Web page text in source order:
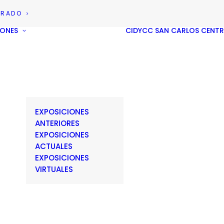
EXPOSICIONES
ANTERIORES
EXPOSICIONES
ACTUALES
EXPOSICIONES
VIRTUALES
CIDYCC SAN CARLOS